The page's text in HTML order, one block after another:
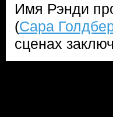
Имя Рэнди
(Сара
сценах